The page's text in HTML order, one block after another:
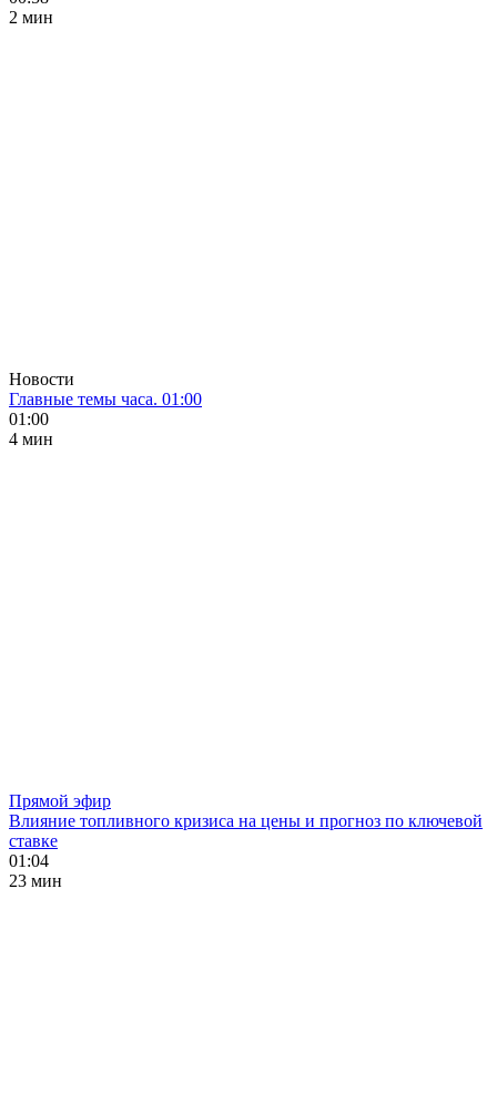
2 мин
Новости
Главные темы часа. 01:00
01:00
4 мин
Прямой эфир
Влияние топливного кризиса на цены и прогноз по ключевой
ставке
01:04
23 мин